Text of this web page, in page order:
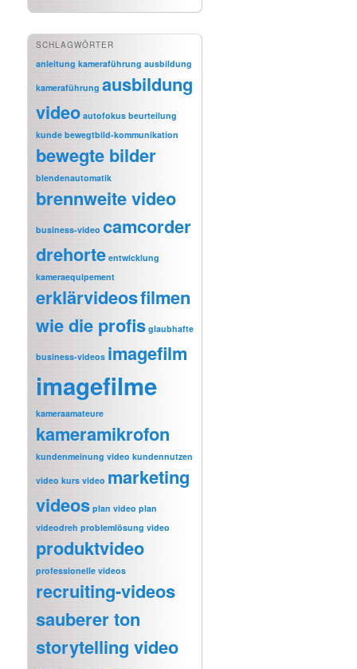
SCHLAGWÖRTER
anleitung kameraführung ausbildung
kameraführung ausbildung
video autofokus beurteilung
kunde bewegtbild-kommunikation
bewegte bilder
blendenautomatik
brennweite video
business-video camcorder
drehorte entwicklung
kameraequipement
erklärvideosfilmen
wie die profis glaubhafte
business-videos imagefilm
imagefilme
kameraamateure
kameramikrofon
kundenmeinung video kundennutzen
video kurs video marketing
videos plan video plan
videodreh problemlösung video
produktvideo
professionelle videos
recruiting-videos
sauberer ton
storytelling video